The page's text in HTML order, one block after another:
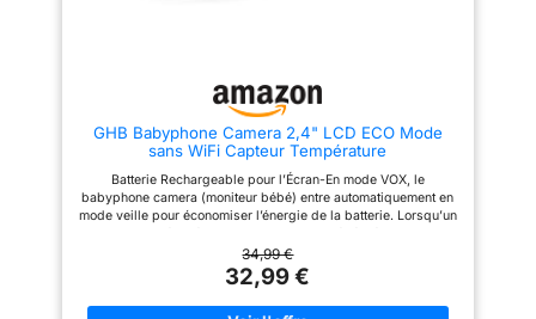
simultanément. Remarque :
L'emballage contient 1 écran et 1
caméra Remarque - La caméra
doit être connecté au chargeur à
pas être tournée à distance
écouter Prise en charge de 2
peut connecter jusqu'à 2
caméras, ce qui vous permet de
bébés en même temps.
Remarque : le paquet contient 1
moniteur et 1 caméra Fonction
d'enregistrement, laissant les
GHB Babyphone Camera 2,4" LCD ECO Mode
sans WiFi Capteur Température
Batterie Rechargeable pour l’Écran-En mode VOX, le
babyphone camera (moniteur bébé) entre automatiquement en
mode veille pour économiser l’énergie de la batterie. Lorsqu’un
babyphone camera s’active automatiquement. En mode VOX, la
durée de vie de la batterie du babyphone camera est d’environ
20 heures ; en mode non VOX, elle est d’environ 4 heures. (Les
données ci - dessus sont basées sur des mesures en
34,99 €
32,99 €